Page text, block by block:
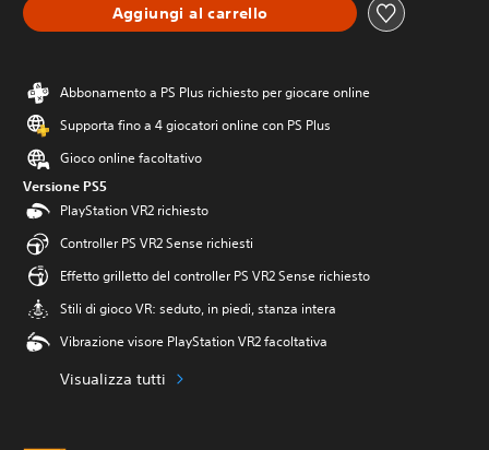
Aggiungi al carrello
Abbonamento a PS Plus richiesto per giocare online
Supporta fino a 4 giocatori online con PS Plus
Gioco online facoltativo
Versione PS5
PlayStation VR2 richiesto
Controller PS VR2 Sense richiesti
Effetto grilletto del controller PS VR2 Sense richiesto
Stili di gioco VR: seduto, in piedi, stanza intera
Vibrazione visore PlayStation VR2 facoltativa
Visualizza tutti